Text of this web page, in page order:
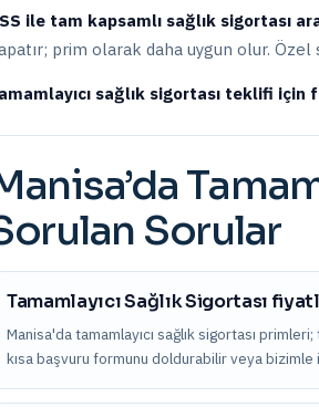
ile tam kapsamlı sağlık sigortası
prim olarak daha uygun olur. Özel
sağlık sigortası teklifi için
’da
Sorular
Tamamlayıcı Sağlık Sigortası
Manisa'da tamamlayıcı sağlık sigortası
kısa başvuru formunu doldurabilir veya